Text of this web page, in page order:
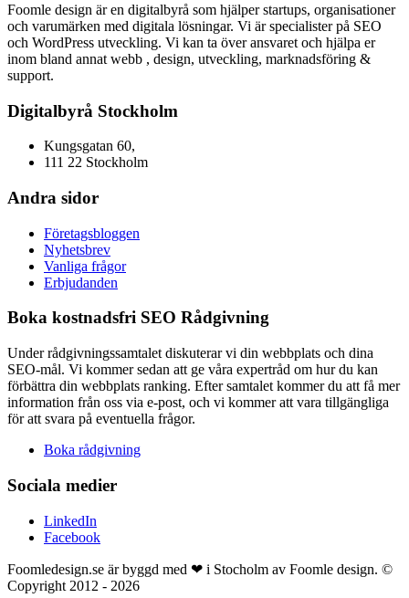
Foomle design är en digitalbyrå som hjälper startups, organisationer
och varumärken med digitala lösningar. Vi är specialister på SEO
och WordPress utveckling. Vi kan ta över ansvaret och hjälpa er
inom bland annat webb , design, utveckling, marknadsföring &
support.
Digitalbyrå Stockholm
Kungsgatan 60,
111 22 Stockholm
Andra sidor
Företagsbloggen
Nyhetsbrev
Vanliga frågor
Erbjudanden
Boka kostnadsfri SEO Rådgivning
Under rådgivningssamtalet diskuterar vi din webbplats och dina
SEO-mål. Vi kommer sedan att ge våra expertråd om hur du kan
förbättra din webbplats ranking. Efter samtalet kommer du att få mer
information från oss via e-post, och vi kommer att vara tillgängliga
för att svara på eventuella frågor.
Boka rådgivning
Sociala medier
LinkedIn
Facebook
Foomledesign.se är byggd med ❤ i Stocholm av Foomle design. ©
Copyright 2012 - 2026